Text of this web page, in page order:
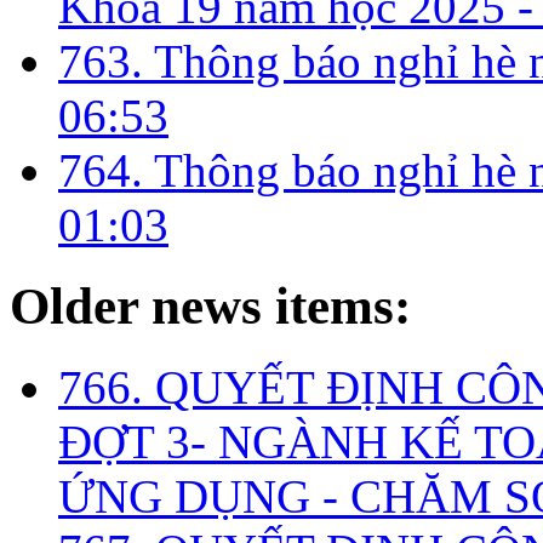
763. Thông báo nghỉ
06:53
764. Thông báo nghỉ
01:03
Older news items:
766. QUYẾT ĐỊNH
ĐỢT 3- NGÀNH KẾ
ỨNG DỤNG - CHĂM